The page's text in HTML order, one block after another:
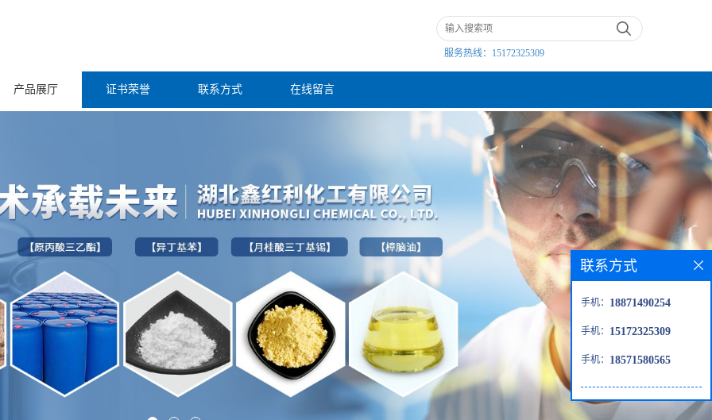
服务热线： 15172325309
产品展厅 证书荣誉 联系方式 在线留言
联系方式
手机： 18871490254
手机： 15172325309
手机： 18571580565